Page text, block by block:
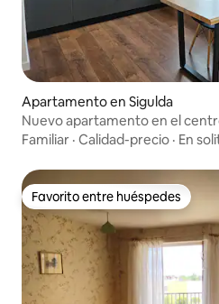
Apartamento en Sigulda
Nuevo apartamento en el
Familiar · Calidad-precio · En
Favorito entre huéspedes
Favorito entre huéspedes